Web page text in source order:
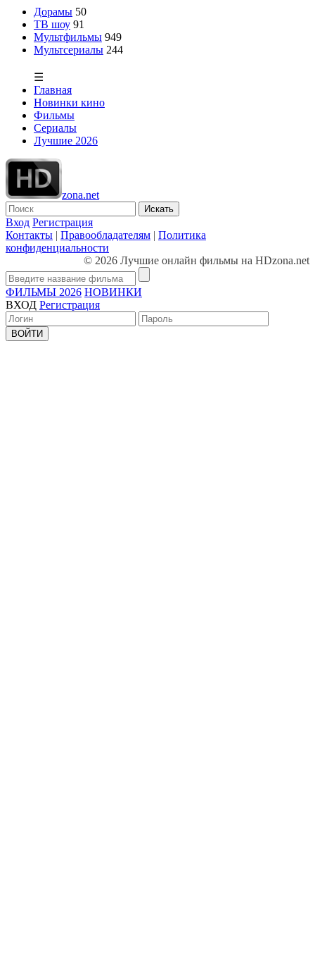
Дорамы 50
ТВ шоу 91
Мультфильмы 949
Мультсериалы 244
☰
Главная
Новинки кино
Фильмы
Сериалы
Лучшие 2026
zona.net
Искать
Вход Регистрация
Контакты | Правообладателям | Политика
конфиденциальности
© 2026 Лучшие онлайн фильмы на HDzona.net
ФИЛЬМЫ 2026 НОВИНКИ
ВХОД Регистрация